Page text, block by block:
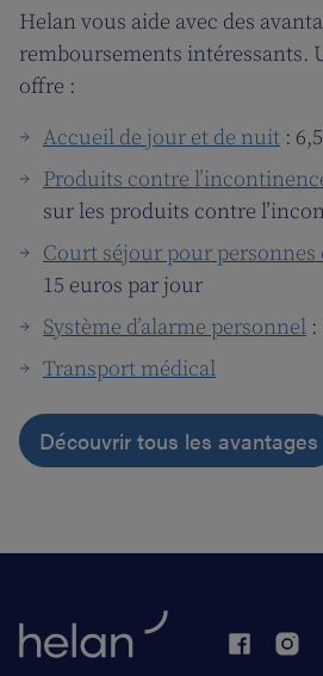
Helan vous aide avec des
remboursements intéressants.
offre :
Accueil de jour et de nuit :
Produits contre
sur les produits contre
Court séjour pour personnes
15 euros par jour
Système d’alarme personnel
Transport médical
Découvrir tous les avantages